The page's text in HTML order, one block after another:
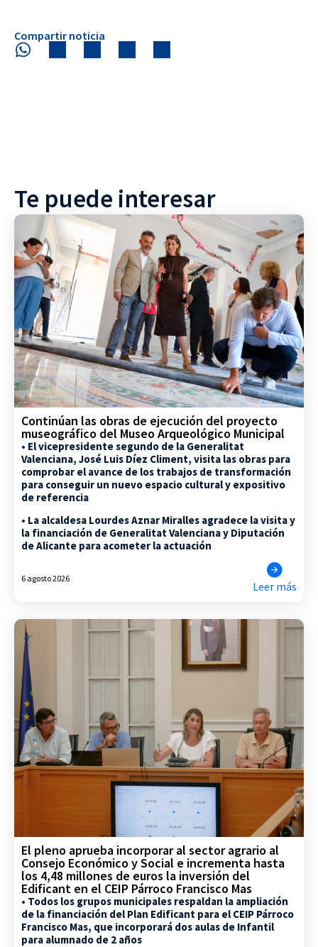
Compartir noticia
Te puede interesar
Continúan las obras de ejecución del proyecto
museográfico del Museo Arqueológico Municipal
• El vicepresidente segundo de la Generalitat
Valenciana, José Luis Díez Climent, visita las obras para
comprobar el avance de los trabajos de transformación
para conseguir un nuevo espacio cultural y expositivo
de referencia
• La alcaldesa Lourdes Aznar Miralles agradece la visita y
la financiación de Generalitat Valenciana y Diputación
de Alicante para acometer la actuación
6 agosto 2026
Leer más
El pleno aprueba incorporar al sector agrario al
Consejo Económico y Social e incrementa hasta
los 4,48 millones de euros la inversión del
Edificant en el CEIP Párroco Francisco Mas
• Todos los grupos municipales respaldan la ampliación
de la financiación del Plan Edificant para el CEIP Párroco
Francisco Mas, que incorporará dos aulas de Infantil
para alumnado de 2 años